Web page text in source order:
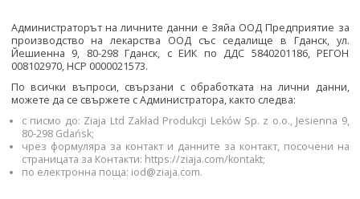
Администраторът на личните данни е Зяйа ООД Предприятие за
производство на лекарства ООД със седалище в Гданск, ул.
Йешиенна 9, 80-298 Гданск, с ЕИК по ДДС 5840201186, РЕГОН
008102970, НСР 0000021573.
По всички въпроси, свързани с обработката на лични данни,
можете да се свържете с Администратора, както следва:
с писмо до: Ziaja Ltd Zakład Produkcji Leków Sp. z o.o., Jesienna 9,
80-298 Gdańsk;
чрез формуляра за контакт и данните за контакт, посочени на
страницата за Контакти: https://ziaja.com/kontakt;
по електронна поща: iod@ziaja.com.